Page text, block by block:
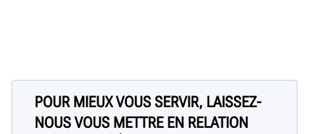
POUR MIEUX VOUS SERVIR, LAISSEZ-
NOUS VOUS METTRE EN RELATION